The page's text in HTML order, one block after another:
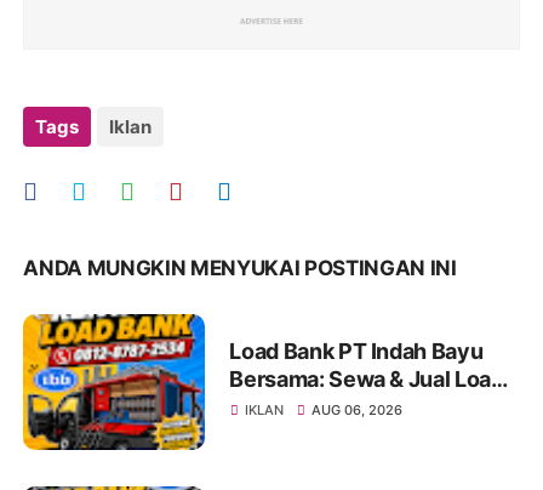
Tags Iklan
ANDA MUNGKIN MENYUKAI POSTINGAN INI
Load Bank PT Indah Bayu
Bersama: Sewa & Jual Load
Bank Terpercaya Jakarta |
IKLAN AUG 06, 2026